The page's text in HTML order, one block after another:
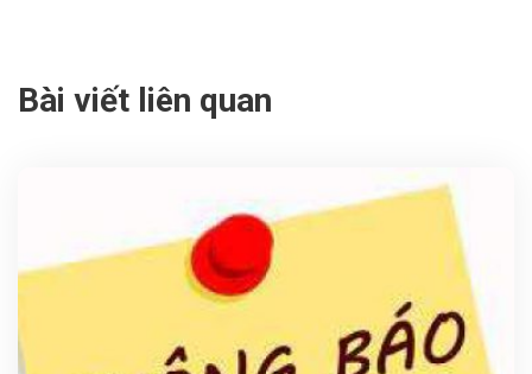
Bài viết liên quan